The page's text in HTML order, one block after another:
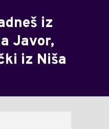
iz
Javor,
iz Niša